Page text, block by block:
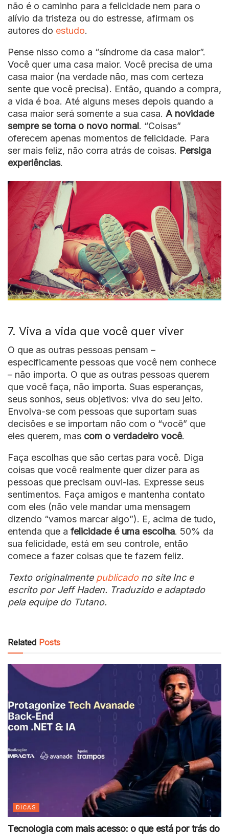
não é o caminho para a felicidade nem para o
alívio da tristeza ou do estresse, afirmam os
autores do estudo.
Pense nisso como a “síndrome da casa maior”.
Você quer uma casa maior. Você precisa de uma
casa maior (na verdade não, mas com certeza
sente que você precisa). Então, quando a compra,
a vida é boa. Até alguns meses depois quando a
casa maior será somente a sua casa. A novidade
sempre se torna o novo normal. “Coisas”
oferecem apenas momentos de felicidade. Para
ser mais feliz, não corra atrás de coisas. Persiga
experiências.
7. Viva a vida que você quer viver
O que as outras pessoas pensam –
especificamente pessoas que você nem conhece
– não importa. O que as outras pessoas querem
que você faça, não importa. Suas esperanças,
seus sonhos, seus objetivos: viva do seu jeito.
Envolva-se com pessoas que suportam suas
decisões e se importam não com o “você” que
eles querem, mas com o verdadeiro você.
Faça escolhas que são certas para você. Diga
coisas que você realmente quer dizer para as
pessoas que precisam ouvi-las. Expresse seus
sentimentos. Faça amigos e mantenha contato
com eles (não vele mandar uma mensagem
dizendo “vamos marcar algo”). E, acima de tudo,
entenda que a felicidade é uma escolha. 50% da
sua felicidade, está em seu controle, então
comece a fazer coisas que te fazem feliz.
Texto originalmente publicadono site Inc e
escrito por Jeff Haden. Traduzido e adaptado
pela equipe do Tutano.
Related Posts
DICAS
Tecnologia com mais acesso: o que está por trás do